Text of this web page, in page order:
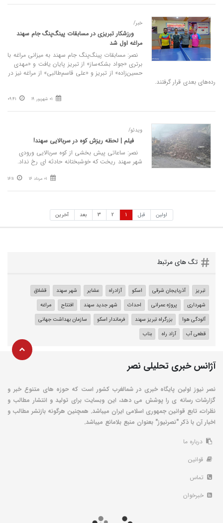
خبر/
ورزشکار تبریزی در مسابقات پینگ‌پنگ جام سهند
مراغه اول شد
نصر: مسابقات پینگ‌پنگ جام سهند به میزانی مراغه با
برتری «جواد بشکه‌ساز» از تبریز پایان یافت و «مهدی
حسین‌زاده» از تبریز و «علی قاسم‌طالبی» از مراغه نیز در
رده‌های بعدی قرار گرفتند.
01 شهریور 19 09:41
ویدئو/
فیلم | لحظه ریزش کوه در سربالایی سهند!
نصر: ساعاتی پیش بخشی از کوه سربالایی ورودی
شهر سهند ریخت که خوشبختانه حادثه ای رخ نداد.
01 مرداد 16 16:11
اولین قبل 1
2
3 بعد آخرین
تگ های مرتبط
تبریز آذربایجان شرقی اسکو آزادراه عشایر شهر سهند
قشلاق
شهرداری
پروژه عمرانی احداث شهر جدید سهند افتتاح
مراغه
آلودگی هوا
بزرگراه تبریز سهند فرماندار اسکو
سازمان بهداشت جهانی
قطعی آب
آزاد راه بناب
آژانس خبری تحلیلی نصر
نصر نیوز اولین پایگاه خبری در شمالغرب کشور است که حوزه های متنوع خبر و
گزارشات رسانه ی را پوشش می دهد، این وبسایت برای تولید و انتشار مطالب و
نظرات، تابع قوانین جمهوری اسلامی ایران میباشد. همچنین هرگونه بازنشر مطالب و
اخبار آن با ذکر "نصرنیوز" بعنوان منبع بلامانع میباشد.
درباره ما
قوانین
تماس
خبرخوان